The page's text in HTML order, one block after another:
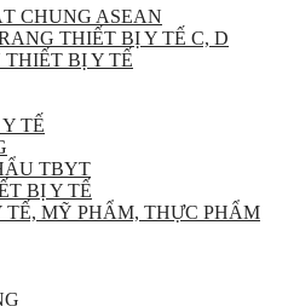
CHUNG ASEAN
THIẾT BỊ Y TẾ C, D
BỊ Y TẾ
TẾ
TBYT
BỊ Y TẾ
MỸ PHẨM, THỰC PHẨM